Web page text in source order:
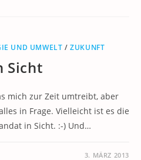
UND UMWELT /ZUKUNFT
Sicht
mich zur Zeit umtreibt, aber
in Frage. Vielleicht ist es die
in Sicht. :-) Und…
3. MÄRZ 2013